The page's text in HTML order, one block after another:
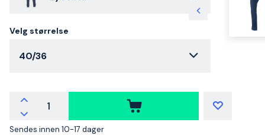
Velg størrelse
40/36
Sendes innen 10-17 dager